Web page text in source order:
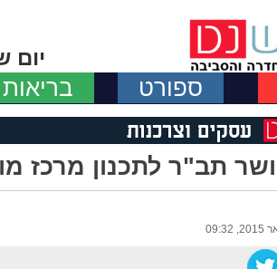
יום שישי, 7
ספורט בריאות
תב"ר לתכנון מרכז